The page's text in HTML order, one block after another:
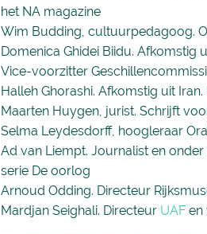
het NA magazine
Wim Budding, cultuurpedagoog.
Domenica Ghidei Biidu. Afkomstig
Vice-voorzitter
Halleh Ghorashi. Afkomstig uit
Maarten Huygen, jurist. Schrijft
Selma Leydesdorff, hoogleraar
Ad van Liempt. Journalist en
serie De oorlog
Arnoud Odding. Directeur
Mardjan Seighali. Directeur UAF en